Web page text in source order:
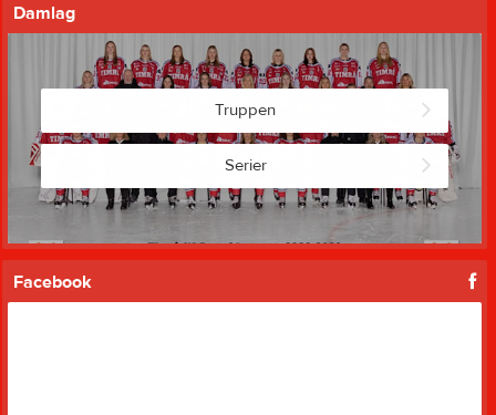
Damlag
Truppen
Serier
Facebook